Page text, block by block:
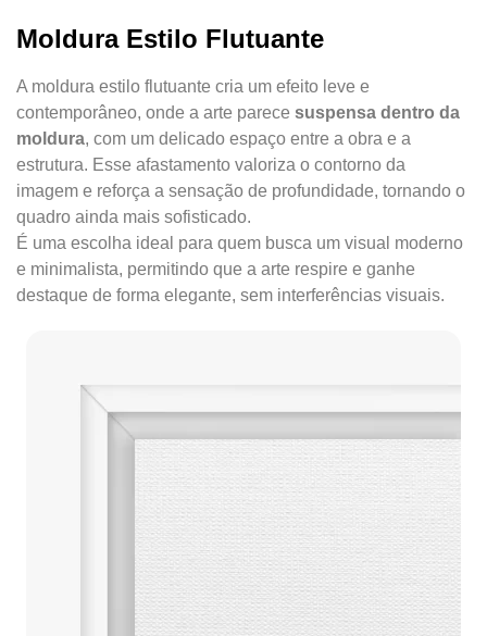
Moldura Estilo Flutuante
A moldura estilo flutuante cria um efeito leve e
contemporâneo, onde a arte parece suspensa dentro da
moldura, com um delicado espaço entre a obra e a
estrutura. Esse afastamento valoriza o contorno da
imagem e reforça a sensação de profundidade, tornando o
quadro ainda mais sofisticado.
É uma escolha ideal para quem busca um visual moderno
e minimalista, permitindo que a arte respire e ganhe
destaque de forma elegante, sem interferências visuais.